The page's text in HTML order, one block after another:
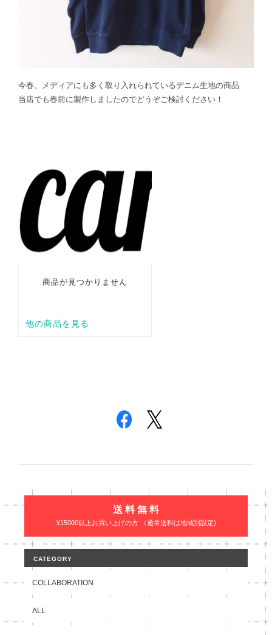
今春、メディアにも多く取り入れられているデニム生地の商品
当店でも春前に製作しましたのでどうぞご検討ください！
送 料 無 料
¥15000以上お買い上げの方 （通常送料は地域別設定)
CATEGORY
COLLABORATION
ALL